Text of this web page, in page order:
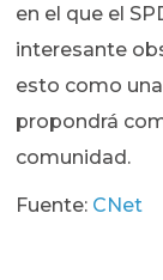
en el que el
interesante
esto como
propondrá
comunidad.
Fuente: CNet